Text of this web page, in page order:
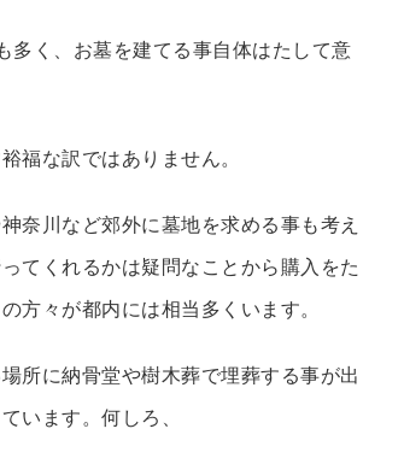
多く、お墓を建てる事自体はたして意
福な訳ではありません。
奈川など郊外に墓地を求める事も考え
てくれるかは疑問なことから購入をた
方々が都内には相当多くいます。
所に納骨堂や樹木葬で埋葬する事が出
います。何しろ、